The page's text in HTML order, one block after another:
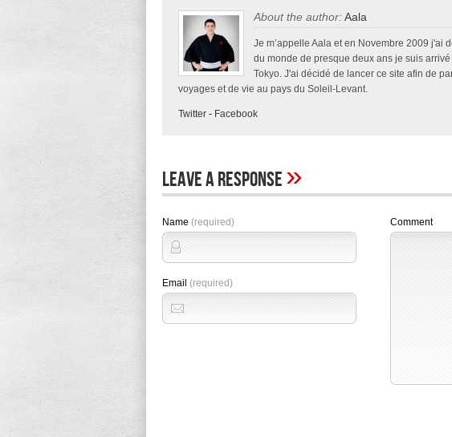
About the author:Aala
Je m’appelle Aala et en Novembre 2009 j'ai
du monde de presque deux ans je suis
Tokyo. J'ai décidé de lancer ce site afin de
voyages et de vie au pays du Soleil-Levant.
Twitter - Facebook
Leave A Response»
Name (required)
Email (required)
Comment